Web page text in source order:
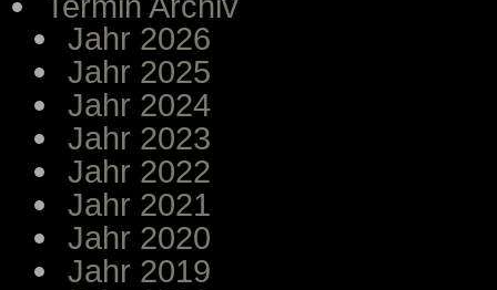
Jahr 2026
Jahr 2025
Jahr 2024
Jahr 2023
Jahr 2022
Jahr 2021
Jahr 2020
Jahr 2019